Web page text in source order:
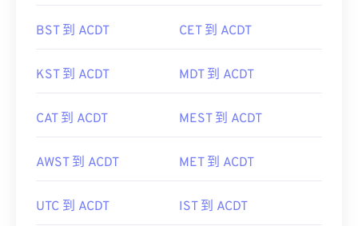
BST 到 ACDT CET 到 ACDT
KST 到 ACDT MDT 到 ACDT
CAT 到 ACDT MEST 到 ACDT
AWST 到 ACDT MET 到 ACDT
UTC 到 ACDT IST 到 ACDT